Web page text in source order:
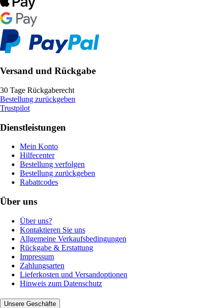
Versand und Rückgabe
30 Tage Rückgaberecht
Bestellung zurückgeben
Trustpilot
Dienstleistungen
Mein Konto
Hilfecenter
Bestellung verfolgen
Bestellung zurückgeben
Rabattcodes
Über uns
Über uns?
Kontaktieren Sie uns
Allgemeine Verkaufsbedingungen
Rückgabe & Erstattung
Impressum
Zahlungsarten
Lieferkosten und Versandoptionen
Hinweis zum Datenschutz
Unsere Geschäfte